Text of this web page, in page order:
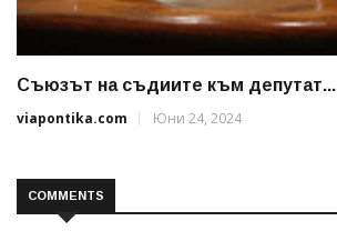
Съюзът на съдиите към депутат...
viapontika.com
Юни 24, 2024
COMMENTS